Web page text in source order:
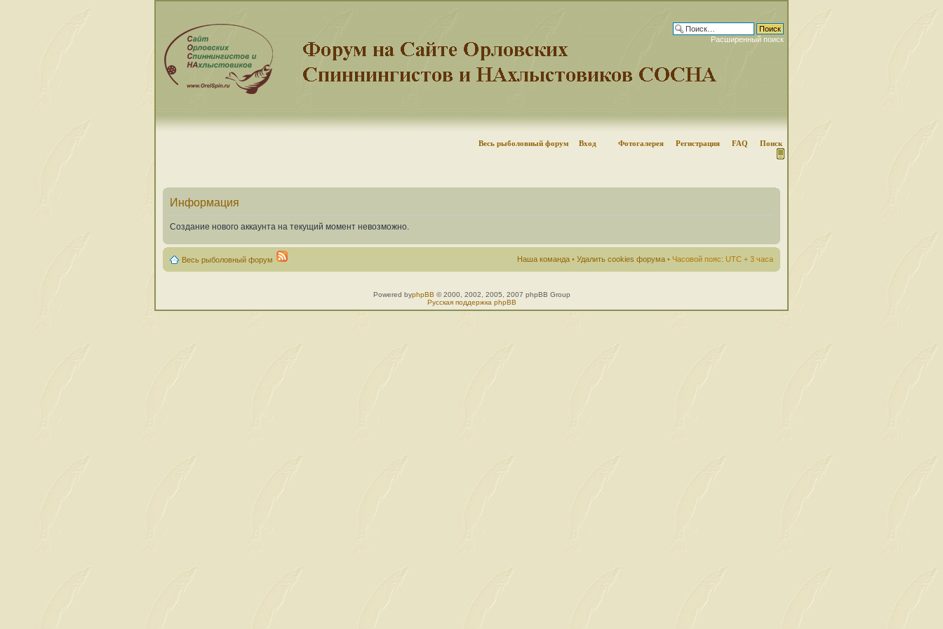
Расширенный поиск
Весь рыболовный форум Вход Фотогалерея Регистрация FAQ Поиск
Информация
Создание нового аккаунта на текущий момент невозможно.
Весь рыболовный форум Наша команда • Удалить cookies форума • Часовой пояс: UTC + 3 часа
Powered byphpBB © 2000, 2002, 2005, 2007 phpBB Group
Русская поддержка phpBB